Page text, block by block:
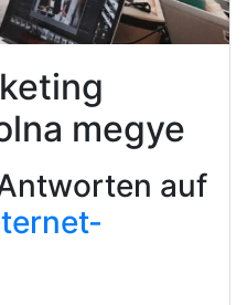
megye
auf